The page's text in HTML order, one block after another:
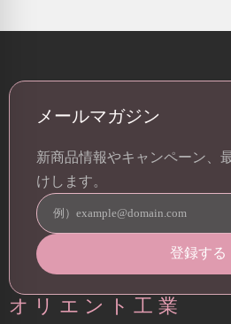
メールマガジン
新商品情報やキャンペーン、
けします。
オリエント工業